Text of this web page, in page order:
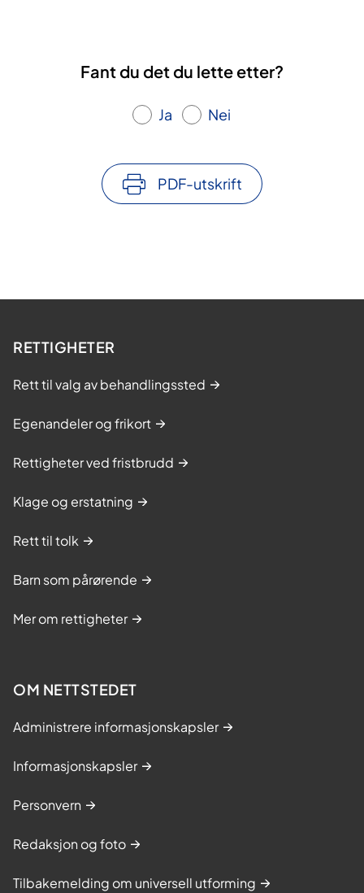
Fant du det du lette etter?
Ja Nei
PDF-utskrift
RETTIGHETER
Rett til valg av behandlingssted
Egenandeler og frikort
Rettigheter ved fristbrudd
Klage og erstatning
Rett til tolk
Barn som pårørende
Mer om rettigheter
OM NETTSTEDET
Administrere informasjonskapsler
Informasjonskapsler
Personvern
Redaksjon og foto
Tilbakemelding om universell utforming